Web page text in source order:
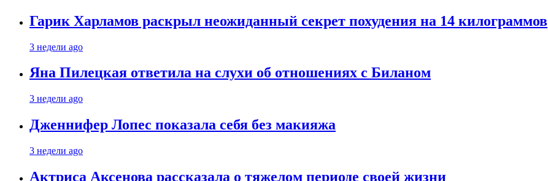
Гарик Харламов раскрыл неожиданный секрет похудения на 14 килограммов
3 недели ago
Яна Пилецкая ответила на слухи об отношениях с Биланом
3 недели ago
Дженнифер Лопес показала себя без макияжа
3 недели ago
Актриса Аксенова рассказала о тяжелом периоде своей жизни